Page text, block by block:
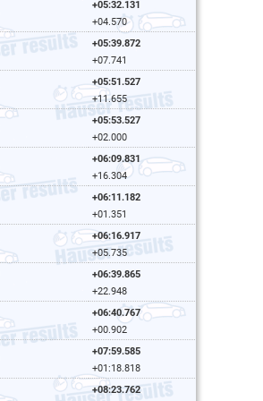
+05:32.131
+04.570
+05:39.872
+07.741
+05:51.527
+11.655
+05:53.527
+02.000
+06:09.831
+16.304
+06:11.182
+01.351
+06:16.917
+05.735
+06:39.865
+22.948
+06:40.767
+00.902
+07:59.585
+01:18.818
+08:23.762